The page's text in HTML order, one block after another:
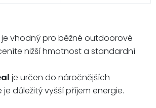
je vhodný pro běžné outdoorové
nižší hmotnost a standardní
je určen do náročnějších
důležitý vyšší příjem energie.